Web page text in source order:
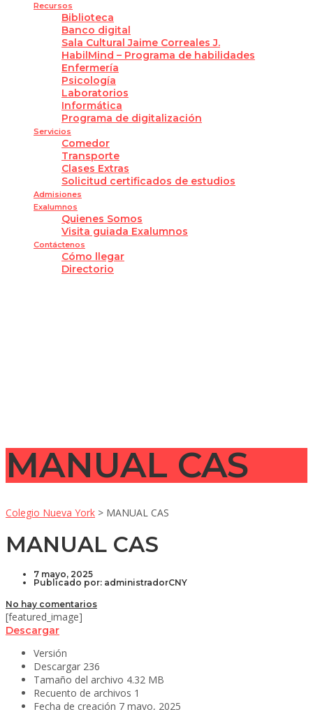
Recursos
Biblioteca
Banco digital
Sala Cultural Jaime Correales J.
HabilMind – Programa de habilidades
Enfermería
Psicología
Laboratorios
Informática
Programa de digitalización
Servicios
Comedor
Transporte
Clases Extras
Solicitud certificados de estudios
Admisiones
Exalumnos
Quienes Somos
Visita guiada Exalumnos
Contáctenos
Cómo llegar
Directorio
MANUAL CAS
Colegio Nueva York > MANUAL CAS
MANUAL CAS
7 mayo, 2025
Publicado por: administradorCNY
No hay comentarios
[featured_image]
Descargar
Versión
Descargar 236
Tamaño del archivo 4.32 MB
Recuento de archivos 1
Fecha de creación 7 mayo, 2025